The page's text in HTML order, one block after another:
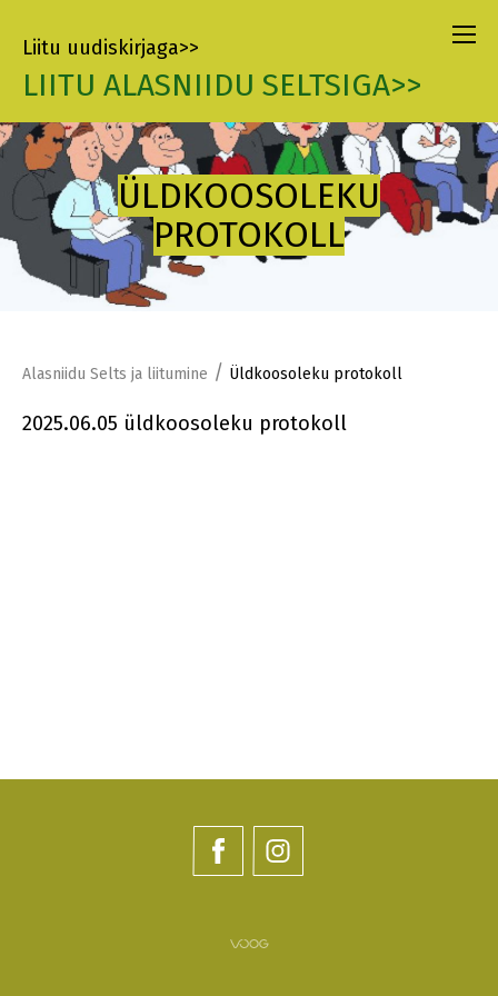
Liitu uudiskirjaga>>
LIITU ALASNIIDU SELTSIGA>>
ÜLDKOOSOLEKU
PROTOKOLL
Alasniidu Selts ja liitumine / Üldkoosoleku protokoll
2025.06.05 üldkoosoleku protokoll